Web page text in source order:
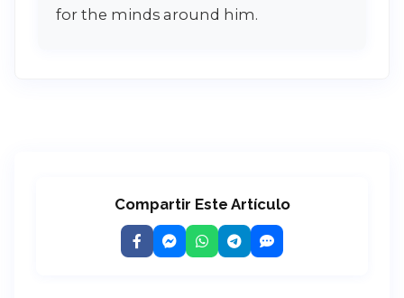
for the minds around him.
Compartir Este Artículo